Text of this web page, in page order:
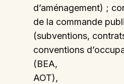
d’aménagement) ;
de la commande
(subventions,
conventions
(BEA,
AOT),